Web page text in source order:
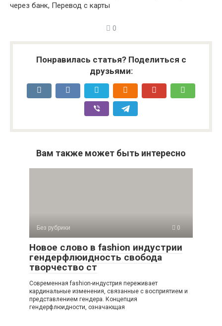
через банк, Перевод с карты
0
Понравилась статья? Поделиться с
друзьями:
Вам также может быть интересно
Без рубрики 0
Новое слово в fashion индустрии
гендерфлюидность свобода
творчество ст
Современная fashion-индустрия переживает
кардинальные изменения, связанные с восприятием и
представлением гендера. Концепция
гендерфлюидности, означающая